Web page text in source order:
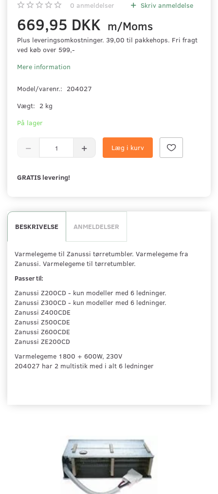
0 anmeldelser Skriv anmeldelse
669,95 DKK m/Moms
Plus leveringsomkostninger. 39,00 til pakkehops. Fri fragt
ved køb over 599,-
Mere information
Model/varenr.: 204027
Vægt: 2 kg
På lager
Læg i kurv
GRATIS levering!
BESKRIVELSE ANMELDELSER
Varmelegeme til Zanussi tørretumbler. Varmelegeme fra
Zanussi. Varmelegeme til tørretumbler.
Passer til:
Zanussi Z200CD - kun modeller med 6 ledninger.
Zanussi Z300CD - kun modeller med 6 ledninger.
Zanussi Z400CDE
Zanussi Z500CDE
Zanussi Z600CDE
Zanussi ZE200CD
Varmelegeme 1800 + 600W, 230V
204027 har 2 multistik med i alt 6 ledninger